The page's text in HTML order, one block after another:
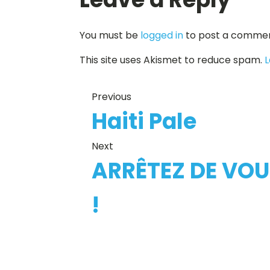
You must be logged in to post a
This site uses Akismet to reduce spam.
Previous
Haiti Pale
Next
ARRÊTEZ DE
!